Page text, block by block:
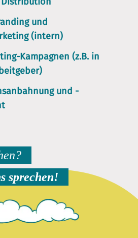
und
(intern)
Kampagnen (z.B. in
und -
sprechen!